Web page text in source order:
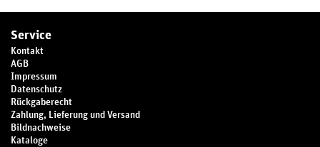
Service
Kontakt
AGB
Impressum
Datenschutz
Rückgaberecht
Zahlung, Lieferung und Versand
Bildnachweise
Kataloge